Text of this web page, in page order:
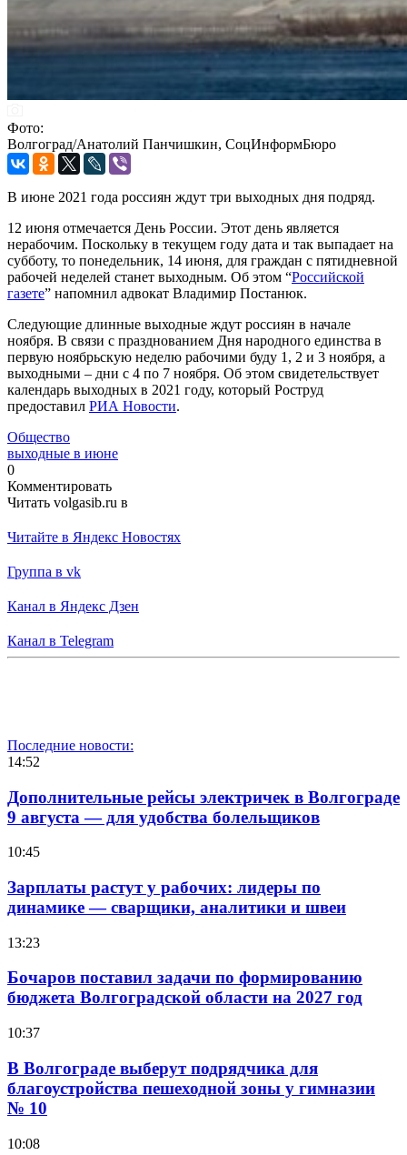
Фото:
Волгоград/Анатолий Панчишкин, СоцИнформБюро
В июне 2021 года россиян ждут три выходных дня подряд.
12 июня отмечается День России. Этот день является
нерабочим. Поскольку в текущем году дата и так выпадает на
субботу, то понедельник, 14 июня, для граждан с пятидневной
рабочей неделей станет выходным. Об этом “Российской
газете” напомнил адвокат Владимир Постанюк.
Следующие длинные выходные ждут россиян в начале
ноября. В связи с празднованием Дня народного единства в
первую ноябрьскую неделю рабочими буду 1, 2 и 3 ноября, а
выходными – дни с 4 по 7 ноября. Об этом свидетельствует
календарь выходных в 2021 году, который Роструд
предоставил РИА Новости.
Общество
выходные в июне
0
Комментировать
Читать volgasib.ru в
Читайте в Яндекс Новостях
Группа в vk
Канал в Яндекс Дзен
Канал в Telegram
Последние новости:
14:52
Дополнительные рейсы электричек в Волгограде
9 августа — для удобства болельщиков
10:45
Зарплаты растут у рабочих: лидеры по
динамике — сварщики, аналитики и швеи
13:23
Бочаров поставил задачи по формированию
бюджета Волгоградской области на 2027 год
10:37
В Волгограде выберут подрядчика для
благоустройства пешеходной зоны у гимназии
№ 10
10:08